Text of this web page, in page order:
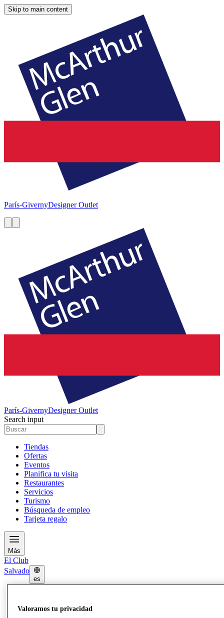
Skip to main content
París-GivernyDesigner Outlet
París-GivernyDesigner Outlet
Search input
Tiendas
Ofertas
Eventos
Planifica tu visita
Restaurantes
Servicios
Turismo
Búsqueda de empleo
Tarjeta regalo
Más
El Club
Salvado
es
Ofertas
Valoramos tu privacidad